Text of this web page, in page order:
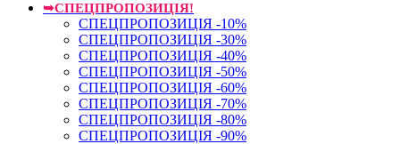
➥СПЕЦПРОПОЗИЦІЯ!
СПЕЦПРОПОЗИЦІЯ -10%
СПЕЦПРОПОЗИЦІЯ -30%
СПЕЦПРОПОЗИЦІЯ -40%
СПЕЦПРОПОЗИЦІЯ -50%
СПЕЦПРОПОЗИЦІЯ -60%
СПЕЦПРОПОЗИЦІЯ -70%
СПЕЦПРОПОЗИЦІЯ -80%
СПЕЦПРОПОЗИЦІЯ -90%